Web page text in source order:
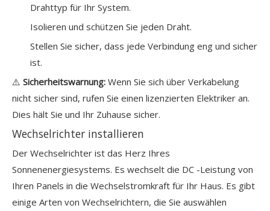
Drahttyp für Ihr System.
Isolieren und schützen Sie jeden Draht.
Stellen Sie sicher, dass jede Verbindung eng und sicher
ist.
⚠️ Sicherheitswarnung: Wenn Sie sich über Verkabelung
nicht sicher sind, rufen Sie einen lizenzierten Elektriker an.
Dies hält Sie und Ihr Zuhause sicher.
Wechselrichter installieren
Der Wechselrichter ist das Herz Ihres
Sonnenenergiesystems. Es wechselt die DC -Leistung von
Ihren Panels in die Wechselstromkraft für Ihr Haus. Es gibt
einige Arten von Wechselrichtern, die Sie auswählen